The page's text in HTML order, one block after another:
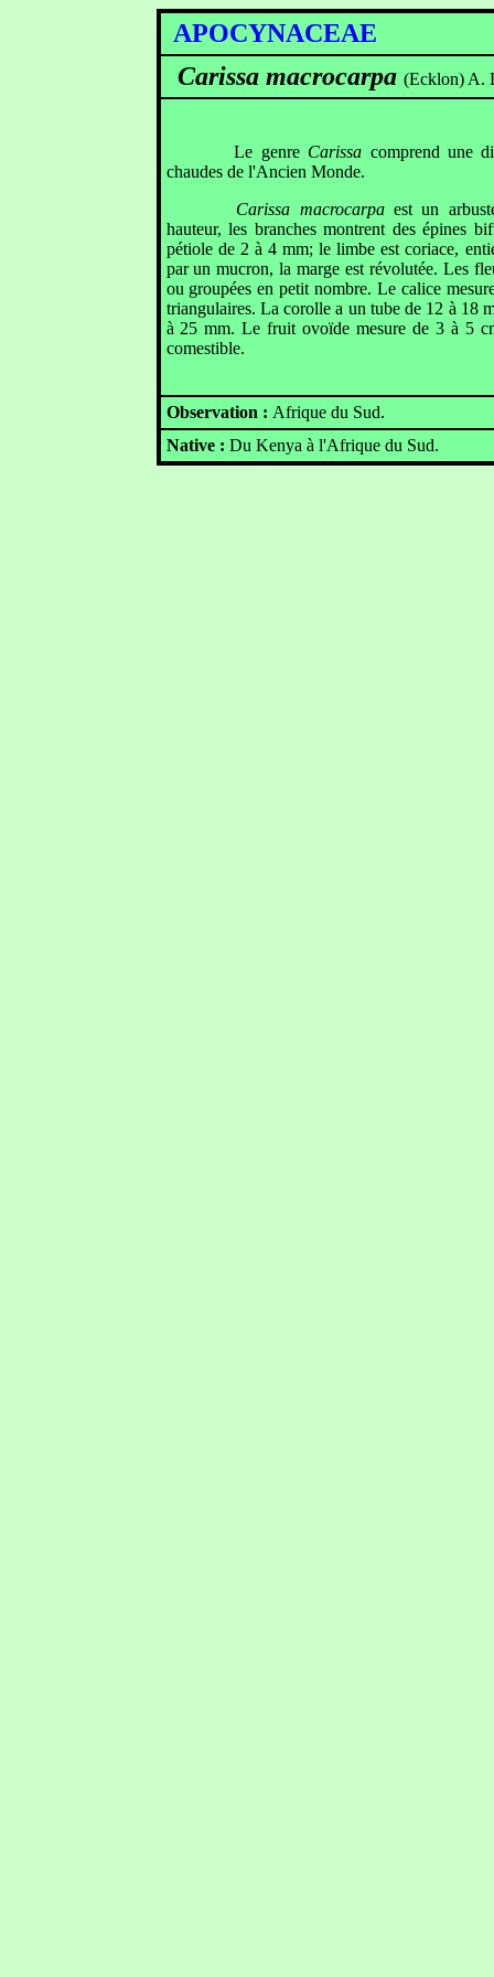
APOCYNACEAE
Carissa macrocarpa (Ecklon) A.
Le genre Carissa comprend une
chaudes de l'Ancien Monde.
Carissa macrocarpa est un
hauteur, les branches montrent des épines
pétiole de 2 à 4 mm; le limbe est coriace,
par un mucron, la marge est révolutée. Les
ou groupées en petit nombre. Le calice
triangulaires. La corolle a un tube de 12 à 18
à 25 mm. Le fruit ovoïde mesure de 3 à 5
comestible.
Observation : Afrique du Sud.
Native : Du Kenya à l'Afrique du Sud.